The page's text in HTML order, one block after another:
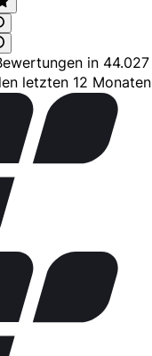
in 44.027
letzten 12 Monaten